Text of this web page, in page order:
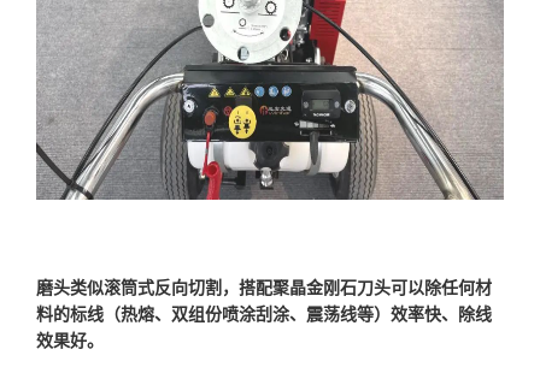
磨头类似滚筒式反向切割，搭配聚晶金刚石刀头可以除任何材
料的标线（热熔、双组份喷涂刮涂、震荡线等）效率快、除线
效果好。